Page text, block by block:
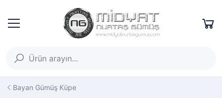
Bayan Gümüş Küpe